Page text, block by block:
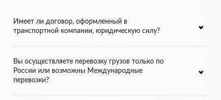
Имеет ли договор, оформленный в
транспортной компании, юридическую силу?
юридическую силу и составляется именно для того, чтобы
в случае недовольства одной из сторон вопрос можно
урегулировать с помощью юристов. Следовательно, обе
Вы осуществляете перевозку грузов только по
России или возможны Международные
перевозки?